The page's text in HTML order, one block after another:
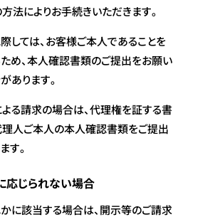
法によりお手続きいただきます。
しては、お客様ご本人であることを
め、本人確認書類のご提出をお願い
あります。
る請求の場合は、代理権を証する書
人ご本人の本人確認書類をご提出
す。
応じられない場合
に該当する場合は、開示等のご請求